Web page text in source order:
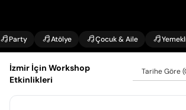
Party Atölye Çocuk & Aile
İzmir İçin Workshop
Etkinlikleri